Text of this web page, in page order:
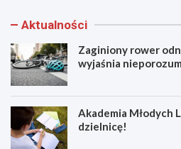
Aktualności
Zaginiony rower
wyjaśnia
Akademia Młodych
dzielnicę!